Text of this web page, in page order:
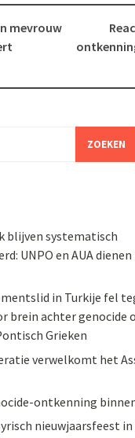
mevrouw
ZOEKEN
blijven systematisch
UNPO en AUA
in Turkije fel
brein achter genocide
Grieken
verwelkomt het
ontkenning
nieuwjaarsfeest